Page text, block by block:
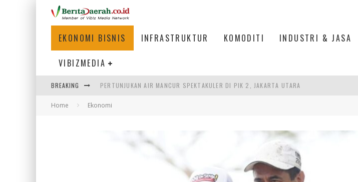
EKONOMI BISNIS INFRASTRUKTUR KOMODITI INDUSTRI & JASA
VIBIZMEDIA
BREAKING PERTUNJUKAN AIR MANCUR SPEKTAKULER DI PIK 2, JAKARTA UTARA
ULP SEMANGGI: MEMPERMUDAH LAYANAN PASPOR DI JANTUNG KOTA JAKARTA
PENCEGAHAN KECELAKAAN KERJA, KEMNAKER TRANSFORMASI BALAI K3 JADI GARDA
Home Ekonomi